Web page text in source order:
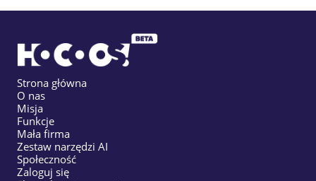
Strona główna
O nas
Misja
Funkcje
Mała firma
Zestaw narzędzi AI
Społeczność
Zaloguj się